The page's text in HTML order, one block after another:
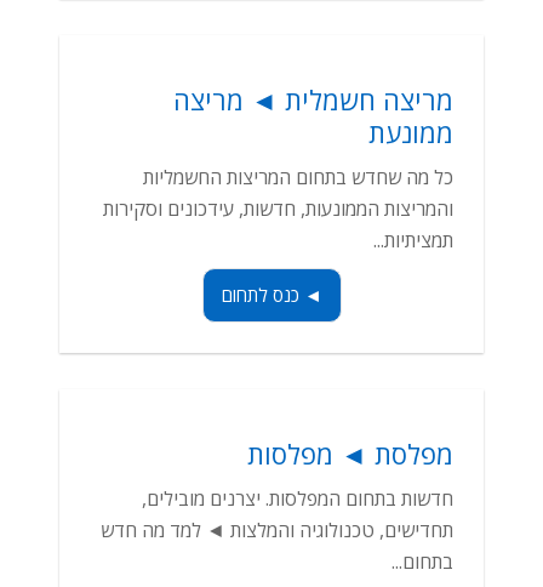
מריצה חשמלית ◄ מריצה
ממונעת
כל מה שחדש בתחום המריצות החשמליות
והמריצות הממונעות, חדשות, עידכונים וסקירות
תמציתיות...
◄ כנס לתחום
מפלסת ◄ מפלסות
חדשות בתחום המפלסות. יצרנים מובילים,
תחדישים, טכנולוגיה והמלצות ◄ למד מה חדש
בתחום...